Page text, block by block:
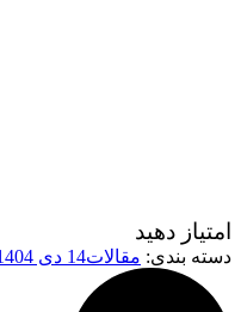
امتیاز دهید
دسته بندی: مقالات14 دی 1404